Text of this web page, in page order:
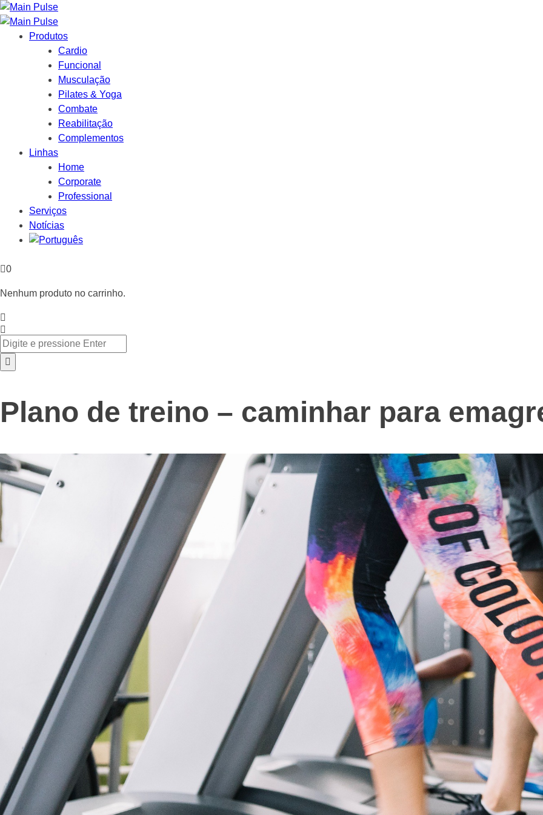
Produtos
Cardio
Funcional
Musculação
Pilates & Yoga
Combate
Reabilitação
Complementos
Linhas
Home
Corporate
Professional
Serviços
Notícias
0
Nenhum produto no carrinho.
Plano de treino – caminhar para